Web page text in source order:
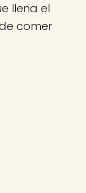
llena el
comer